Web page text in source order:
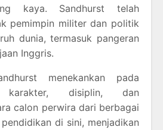
kaya. Sandhurst telah
pemimpin militer dan politik
dunia, termasuk pangeran
Inggris.
menekankan pada
karakter, disiplin, dan
calon perwira dari berbagai
di sini, menjadikan